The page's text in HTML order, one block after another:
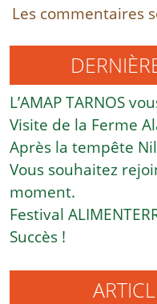
Les commentaires
L’AMAP TARNOS
Visite de la Ferme
Après la tempête
Vous souhaitez
moment.
Festival
Succès !